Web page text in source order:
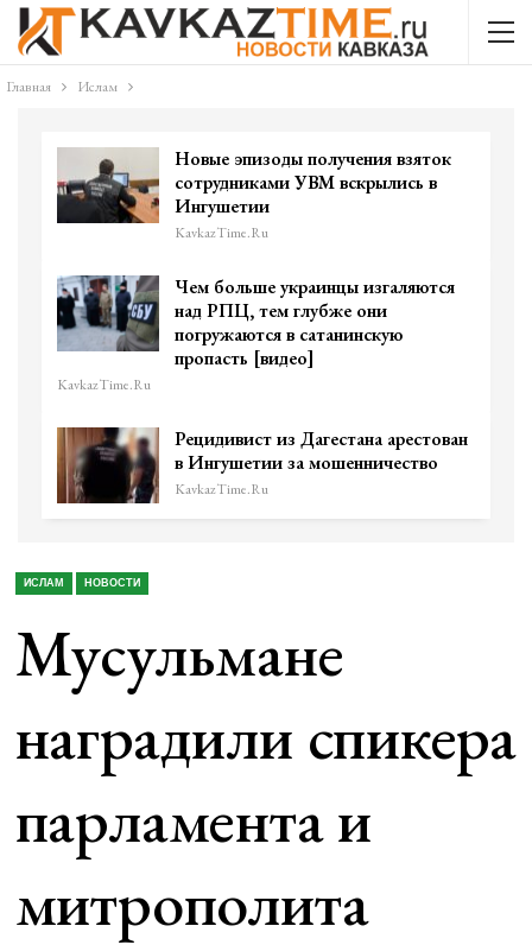
Главная Ислам
Новые эпизоды получения взяток
сотрудниками УВМ вскрылись в
Ингушетии
KavkazTime.ru
Чем больше украинцы изгаляются
над РПЦ, тем глубже они
погружаются в сатанинскую
пропасть [видео]
KavkazTime.ru
Рецидивист из Дагестана арестован
в Ингушетии за мошенничество
KavkazTime.ru
ИСЛАМ НОВОСТИ
Мусульмане
наградили спикера
парламента и
митрополита